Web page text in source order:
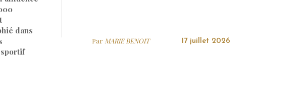
dans
Par MARIE BENOIT 17 juillet 2026